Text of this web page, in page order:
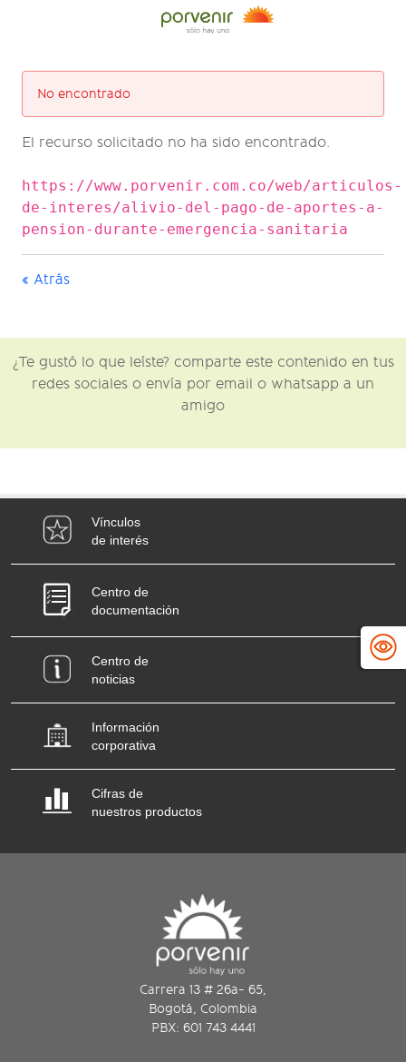
No encontrado
El recurso solicitado no ha sido encontrado.
https://www.porvenir.com.co/web/articulos-
de-interes/alivio-del-pago-de-aportes-a-
pension-durante-emergencia-sanitaria
« Atrás
¿Te gustó lo que leíste? comparte este contenido en tus
redes sociales o envía por email o whatsapp a un
amigo
Vínculos
de interés
Centro de
documentación
Centro de
noticias
Información
corporativa
Cifras de
nuestros productos
Carrera 13 # 26a- 65,
Bogotá, Colombia
PBX: 601 743 4441